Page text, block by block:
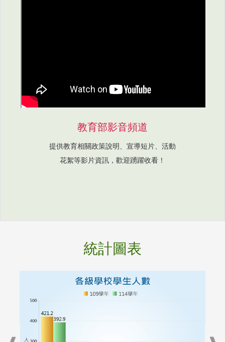
教育部影音頻道
提供教育相關政策說明、宣導短片、活動
花絮等影片資訊，歡迎踴躍收看！
統計圖表